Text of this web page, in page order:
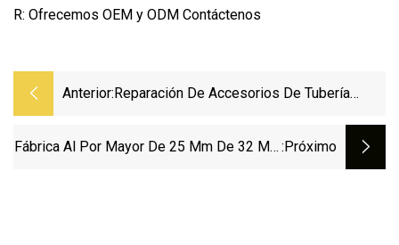
R: Ofrecemos OEM y ODM Contáctenos
Anterior: Reparación De Accesorios De Tubería
PVC
Fábrica Al Por Mayor De 25 Mm De 32 Mm :próximo